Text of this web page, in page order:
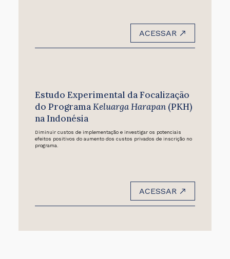
ACESSAR
Estudo Experimental da Focalização
do ProgramaKeluarga Harapan(PKH)
na Indonésia
Diminuir custos de implementação e investigar os potenciais
efeitos positivos do aumento dos custos privados de inscrição no
programa.
ACESSAR